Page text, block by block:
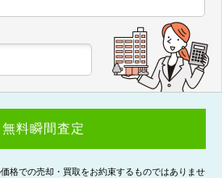
無料瞬間査定
格での売却・買取をお約束するものではありませ